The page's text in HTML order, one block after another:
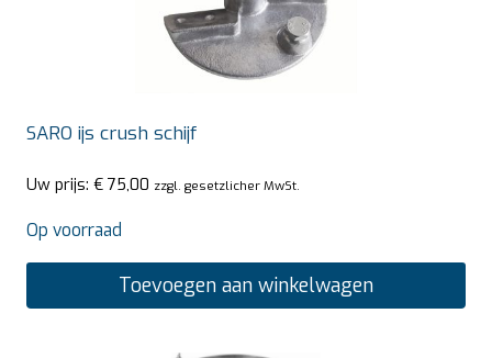
SARO ijs crush schijf
Uw prijs: € 75,00 zzgl. gesetzlicher MwSt.
Op voorraad
Toevoegen aan winkelwagen